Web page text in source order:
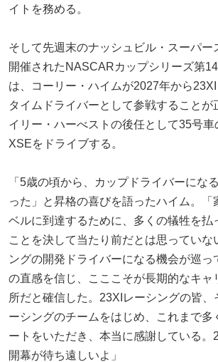
イトを務める。
そして先週末のナッシュビル・スーパー
開催されたNASCARカップシリーズ第
は、コーリー・ハイムが2027年から
タイムドライバーとして参戦することが
イリー・ハーべストの後任として35号車
XSEをドライブする。
「5歳の頃から、カップドライバーにな
った」と昇格の喜びを語ったハイム。「
ベルに到達するために、多くの犠牲を払
ことを決して当たり前だとは思っていな
ングの開発ドライバーになる機会が巡っ
の直感を信じ、こここそが長期的なキャ
所だと確信した。23XIレーシングの皆、
ーシングのチームをはじめ、これまで多
ートをいただき、本当に感謝している。
開幕が待ち遠しいよ」